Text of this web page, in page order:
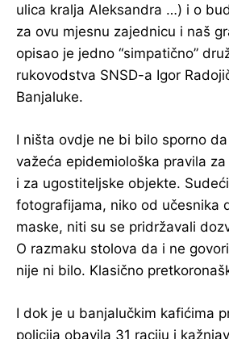
ulica kralja Aleksandra …) i o
za ovu mjesnu zajednicu i naš
opisao je jedno “simpatično”
rukovodstva SNSD-a Igor
Banjaluke.
I ništa ovdje ne bi bilo sporno
važeća epidemiološka pravila
i za ugostiteljske objekte.
fotografijama, niko od učesnika
maske, niti su se pridržavali
O razmaku stolova da i ne
nije ni bilo. Klasično
I dok je u banjalučkim kafićima
policija obavila 31 raciju i